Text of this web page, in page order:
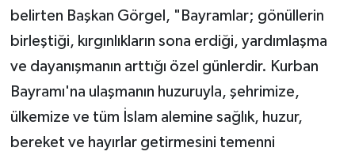
belirten Başkan Görgel, "Bayramlar; gönüllerin
birleştiği, kırgınlıkların sona erdiği, yardımlaşma
ve dayanışmanın arttığı özel günlerdir. Kurban
Bayramı'na ulaşmanın huzuruyla, şehrimize,
ülkemize ve tüm İslam alemine sağlık, huzur,
bereket ve hayırlar getirmesini temenni